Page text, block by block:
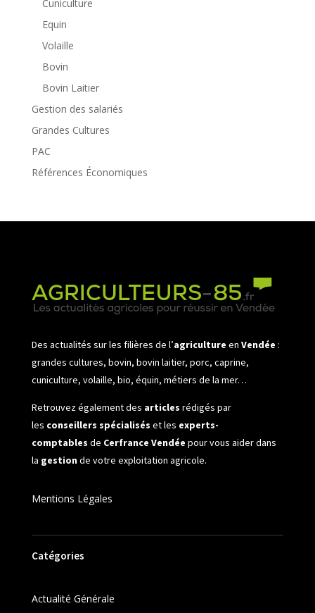
Cuniculture
Equin
Volaille
Bovin
Bovin Laitier
Gestion des salariés
Grandes Cultures
PAC
Références Économiques
Des actualités sur les filières de l’agriculture en Vendée :
grandes cultures, bovin, bovin laitier, porc, caprine,
cuniculture, volaille, bio, équin, métiers de la mer…
Retrouvez également des articles rédigés par
les conseillers spécialisés et les experts-
comptables de Cerfrance Vendée pour vous aider dans
la gestionde votre exploitation agricole.
Mentions Légales
Catégories
Actualité Générale